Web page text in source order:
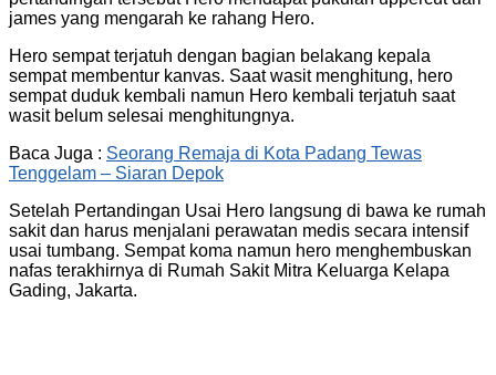
james yang mengarah ke rahang Hero.
Hero sempat terjatuh dengan bagian belakang kepala
sempat membentur kanvas. Saat wasit menghitung, hero
sempat duduk kembali namun Hero kembali terjatuh saat
wasit belum selesai menghitungnya.
Baca Juga : Seorang Remaja di Kota Padang Tewas
Tenggelam – Siaran Depok
Setelah Pertandingan Usai Hero langsung di bawa ke rumah
sakit dan harus menjalani perawatan medis secara intensif
usai tumbang. Sempat koma namun hero menghembuskan
nafas terakhirnya di Rumah Sakit Mitra Keluarga Kelapa
Gading, Jakarta.